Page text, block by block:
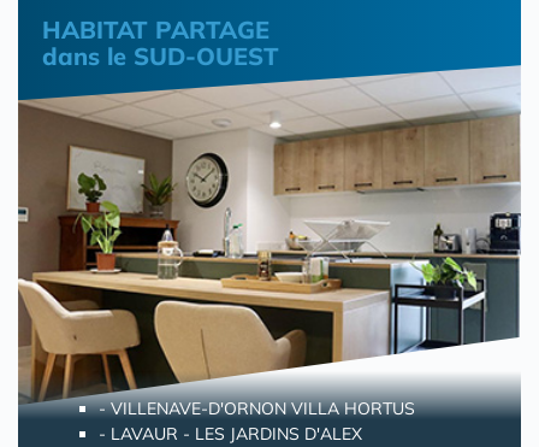
HABITAT PARTAGE
dans le SUD-OUEST
-VILLENAVE-D'ORNON VILLA HORTUS
- LAVAUR - LES JARDINS D'ALEX